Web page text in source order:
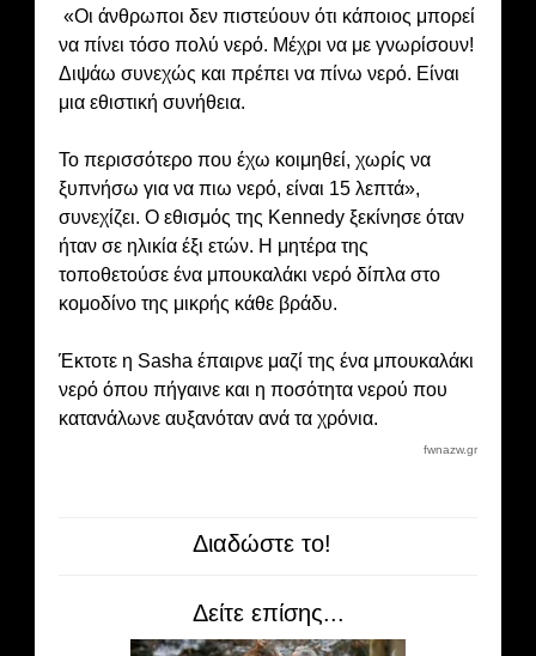
«Οι άνθρωποι δεν πιστεύουν ότι κάποιος μπορεί
να πίνει τόσο πολύ νερό. Μέχρι να με γνωρίσουν!
Διψάω συνεχώς και πρέπει να πίνω νερό. Είναι
μια εθιστική συνήθεια.
Το περισσότερο που έχω κοιμηθεί, χωρίς να
ξυπνήσω για να πιω νερό, είναι 15 λεπτά»,
συνεχίζει. Ο εθισμός της Kennedy ξεκίνησε όταν
ήταν σε ηλικία έξι ετών. Η μητέρα της
τοποθετούσε ένα μπουκαλάκι νερό δίπλα στο
κομοδίνο της μικρής κάθε βράδυ.
Έκτοτε η Sasha έπαιρνε μαζί της ένα μπουκαλάκι
νερό όπου πήγαινε και η ποσότητα νερού που
κατανάλωνε αυξανόταν ανά τα χρόνια.
fwnazw.gr
Διαδώστε το!
Δείτε επίσης...